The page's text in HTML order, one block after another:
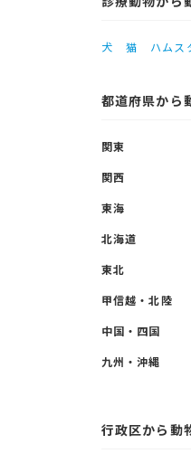
犬 猫 ハムス
都道府県から
関東
関西
東海
北海道
東北
甲信越・北陸
中国・四国
九州・沖縄
行政区から動